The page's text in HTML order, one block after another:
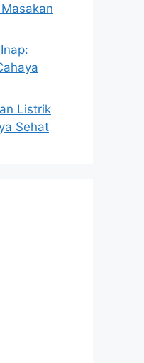
Listrik
Sehat